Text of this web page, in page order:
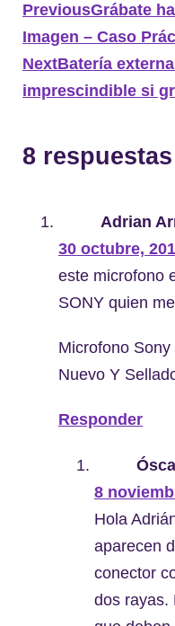
PreviousGrábate
Imagen – Caso
NextBatería
imprescindible si
8 respuestas
Adrian
30 octubre,
este microfono
SONY quien
Microfono
Nuevo Y
Responder
8
Hola
aparecen
conector
dos rayas.